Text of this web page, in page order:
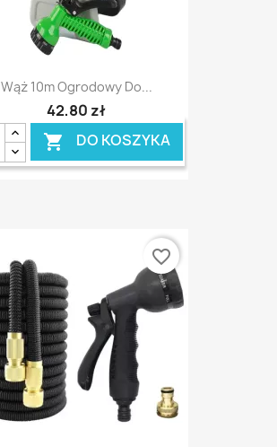
Wąż 10m Ogrodowy Do...
42,80 zł
 DO KOSZYKA
favorite_border